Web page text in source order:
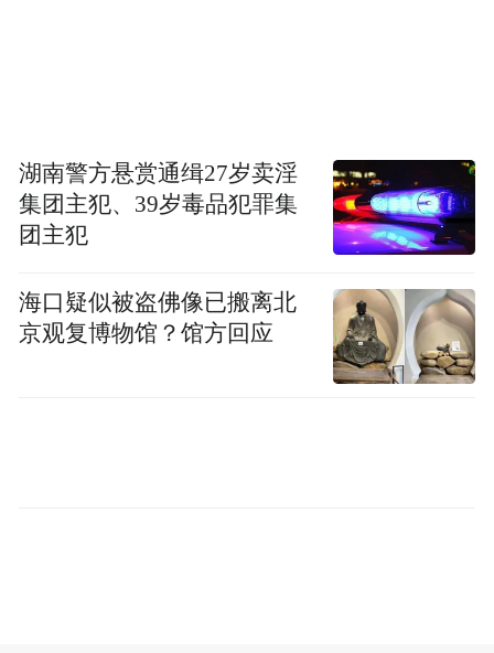
心。
湖南警方悬赏通缉27岁卖淫
集团主犯、39岁毒品犯罪集
团主犯
海口疑似被盗佛像已搬离北
京观复博物馆？馆方回应